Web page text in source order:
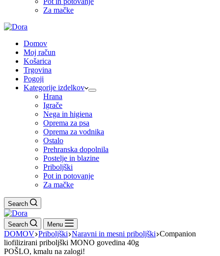
Za mačke
Domov
Moj račun
Košarica
Trgovina
Pogoji
Kategorije izdelkov
Hrana
Igrače
Nega in higiena
Oprema za psa
Oprema za vodnika
Ostalo
Prehranska dopolnila
Postelje in blazine
Priboljški
Pot in potovanje
Za mačke
Search
Search Menu
DOMOV Priboljški Naravni in mesni priboljški Companion
liofilizirani priboljški MONO govedina 40g
POŠLO, kmalu na zalogi!